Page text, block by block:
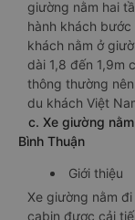
giường nằm hai
hành khách
khách nằm ở
dài 1,8 đến 1,9m
thông thường
du khách Việt
c. Xe giường
Bình Thuận
Giới thiệu
Xe giường nằm
cabin được cải